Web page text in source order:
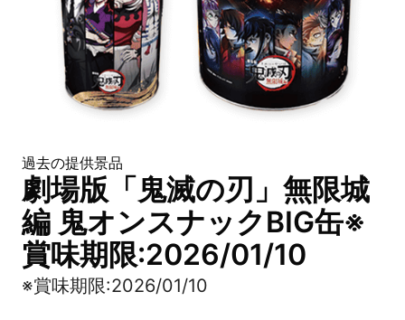
過去の提供景品
劇場版「鬼滅の刃」無限城
編 鬼オンスナックBIG缶※
賞味期限:2026/01/10
※賞味期限:2026/01/10